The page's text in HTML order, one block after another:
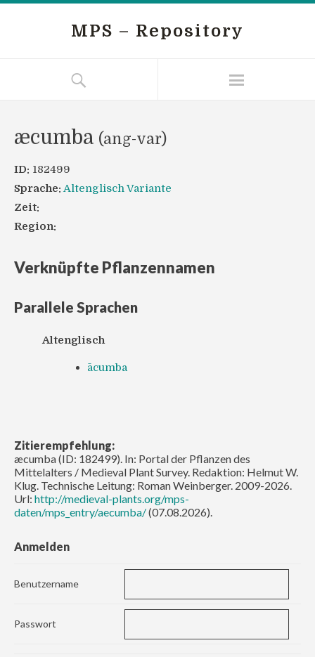
MPS – Repository
æcumba (ang-var)
ID: 182499
Sprache: Altenglisch Variante
Zeit:
Region:
Verknüpfte Pflanzennamen
Parallele Sprachen
Altenglisch
ācumba
Zitierempfehlung:
æcumba (ID: 182499). In: Portal der Pflanzen des
Mittelalters / Medieval Plant Survey. Redaktion: Helmut W.
Klug. Technische Leitung: Roman Weinberger. 2009-2026.
Url: http://medieval-plants.org/mps-
daten/mps_entry/aecumba/(07.08.2026).
Anmelden
Benutzername
Passwort